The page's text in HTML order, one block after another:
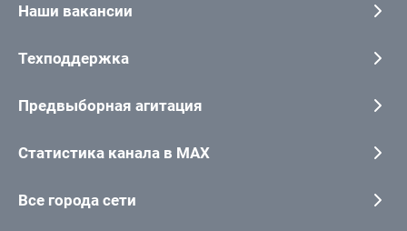
Наши вакансии
Техподдержка
Предвыборная агитация
Статистика канала в MAX
Все города сети